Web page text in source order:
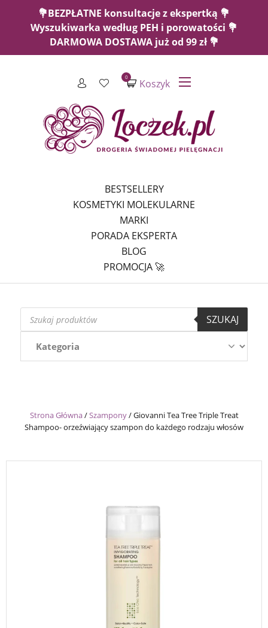
💐BEZPŁATNE konsultacje z ekspertką 💐
Wyszukiwarka według PEH i porowatości 💐
DARMOWA DOSTAWA już od 99 zł 💐
Koszyk
0
BESTSELLERY
KOSMETYKI MOLEKULARNE
MARKI
PORADA EKSPERTA
BLOG
PROMOCJA 🚀
Wyszukiwarka
produktów
SZUKAJ
Strona Główna/Szampony/Giovanni Tea Tree Triple Treat
Shampoo- orzeźwiający szampon do każdego rodzaju włosów